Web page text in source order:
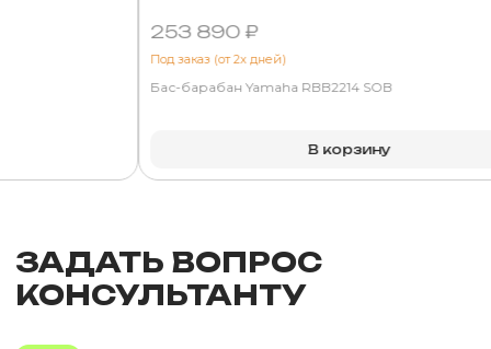
253 890 ₽
Под заказ (от 2х дней)
Бас-барабан Yamaha RBB2214 SOB
В корзину
ЗАДАТЬ ВОПРОС
КОНСУЛЬТАНТУ